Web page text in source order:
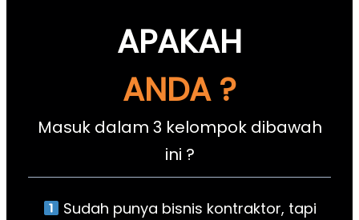
APAKAH
ANDA ?
Masuk dalam 3 kelompok dibawah
ini ?
Sudah punya bisnis kontraktor, tapi